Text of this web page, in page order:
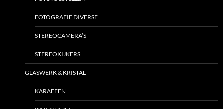
FOTOGRAFIE DIVERSE
STEREOCAMERA’S
STEREOKIJKERS
GLASWERK & KRISTAL
KARAFFEN